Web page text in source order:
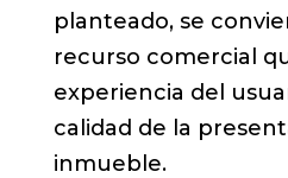
planteado, se
recurso comercial
experiencia del
calidad de la
inmueble.